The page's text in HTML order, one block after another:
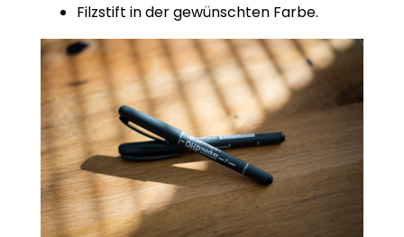
Filzstift in der gewünschten Farbe.